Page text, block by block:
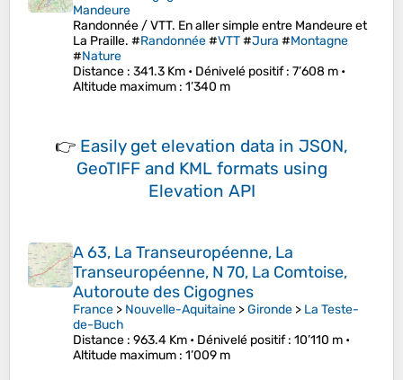
Mandeure
Randonnée / VTT. En aller simple entre Mandeure et
La Praille. #Randonnée#VTT#Jura #Montagne
#Nature
Distance : 341.3 Km • Dénivelé positif: 7’608 m •
Altitude maximum : 1’340 m
👉 Easily get elevation data in JSON,
GeoTIFF and KML formats using
Elevation API
A 63, La Transeuropéenne, La
Transeuropéenne, N 70, La Comtoise,
Autoroute des Cigognes
France > Nouvelle-Aquitaine >Gironde > La Teste-
de-Buch
Distance : 963.4 Km • Dénivelé positif: 10’110 m •
Altitude maximum : 1’009 m